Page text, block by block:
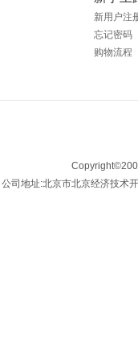
新用户注
忘记密码
购物流程
公司地址:北京市北京经济技术